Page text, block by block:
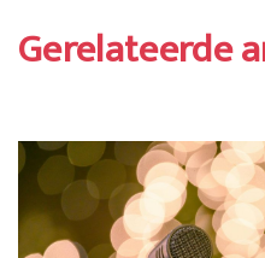
Gerelateerde